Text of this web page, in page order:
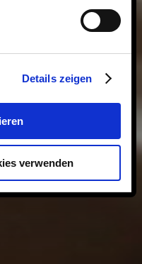
Details zeigen
verwenden